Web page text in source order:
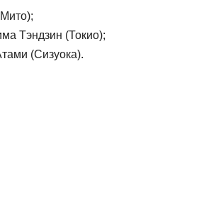
Тэндзин (Токио);
(Сизуока).